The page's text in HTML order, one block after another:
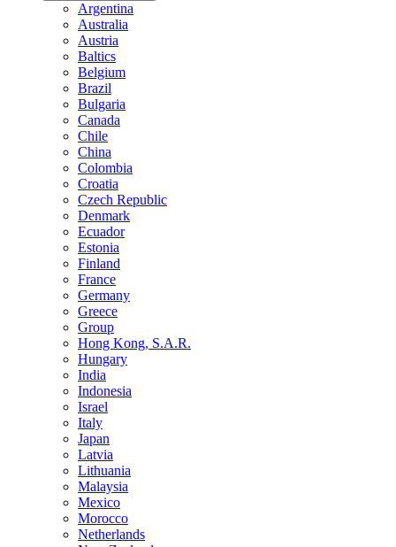
Argentina
Australia
Austria
Baltics
Belgium
Brazil
Bulgaria
Canada
Chile
China
Colombia
Croatia
Czech Republic
Denmark
Ecuador
Estonia
Finland
France
Germany
Greece
Group
Hong Kong, S.A.R.
Hungary
India
Indonesia
Israel
Italy
Japan
Latvia
Lithuania
Malaysia
Mexico
Morocco
Netherlands